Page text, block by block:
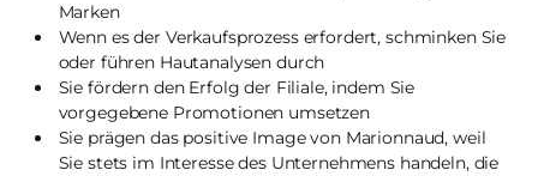
Marken
Wenn es der Verkaufsprozess erfordert, schminken Sie
oder führen Hautanalysen durch
Sie fördern den Erfolg der Filiale, indem Sie
vorgegebene Promotionen umsetzen
Sie prägen das positive Image von Marionnaud, weil
Sie stets im Interesse des Unternehmens handeln, die